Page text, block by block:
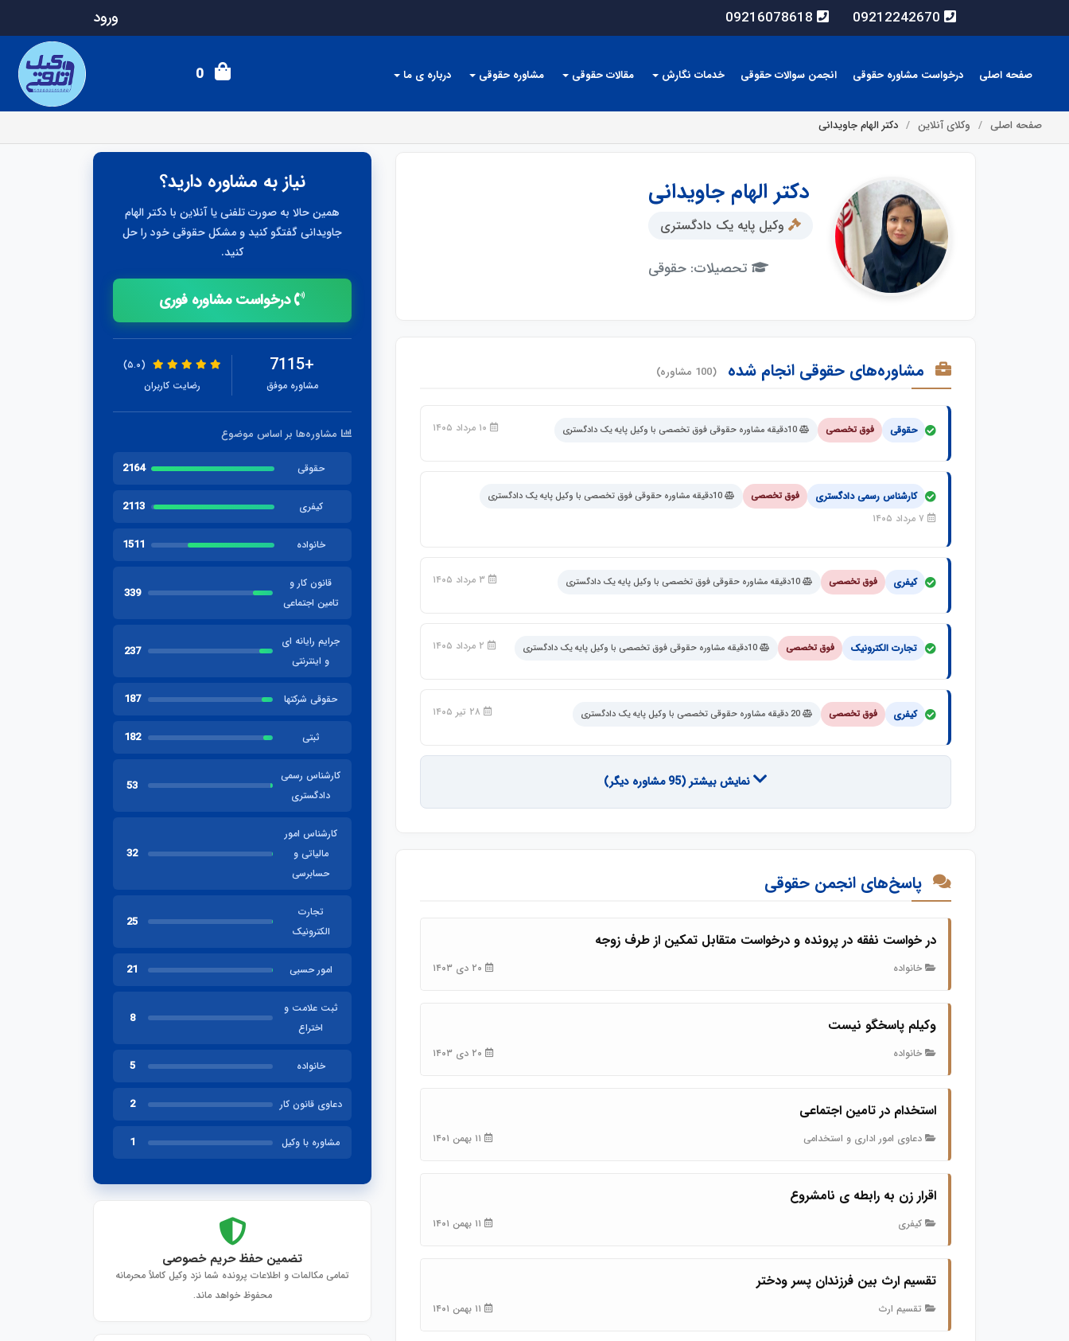
09212242670
09216078618 ورود
صفحه اصلی درخواست مشاوره حقوقی انجمن سوالات حقوقی خدمات نگارش مقالات حقوقی مشاوره حقوقی درباره ی ما 0
صفحه اصلی وکلای آنلاین دکتر الهام جاویدانی
دکتر الهام جاویدانی
وکیل پایه یک دادگستری
تحصیلات: حقوقی
مشاوره‌های حقوقی انجام شده (100 مشاوره)
حقوقی فوق تخصصی
کارشناس رسمی دادگستری فوق تخصصی
کیفری فوق تخصصی
تجارت الکترونیک فوق تخصصی
کیفری فوق تخصصی
نمایش بیشتر (95 مشاوره دیگر)
پاسخ‌های انجمن حقوقی
در خواست نفقه در پرونده و درخواست متقابل تمکین از طرف زوجه
خانواده
وکیلم پاسخگو نیست
خانواده
استخدام در تامین اجتماعی
دعاوی امور اداری و استخدامی
اقرار زن به رابطه ی نامشروع
کیفری
تقسیم ارث بین فرزندان پسر ودختر
تقسیم ارث
نیاز به مشاوره دارید؟
همین حالا به صورت تلفنی یا آنلاین با دکتر الهام
جاویدانی گفتگو کنید و مشکل حقوقی خود را حل
کنید.
درخواست مشاوره فوری
+7115
مشاوره موفق
(۵.۰)
رضایت کاربران
مشاوره‌ها بر اساس موضوع
حقوقی 2164
کیفری 2113
خانواده 1511
قانون کار و
تامین اجتماعی
339
جرایم رایانه ای
و اینترنتی
237
حقوقی شرکتها 187
ثبتی 182
کارشناس رسمی
دادگستری
53
کارشناس امور
مالیاتی و
حسابرسی
32
تجارت
الکترونیک
25
امور حسبی 21
ثبت علامت و
اختراع
8
خانواده 5
دعاوی قانون کار 2
مشاوره با وکیل 1
تضمین حفظ حریم خصوصی
تمامی مکالمات و اطلاعات پرونده شما نزد وکیل کاملاً محرمانه
محفوظ خواهد ماند.